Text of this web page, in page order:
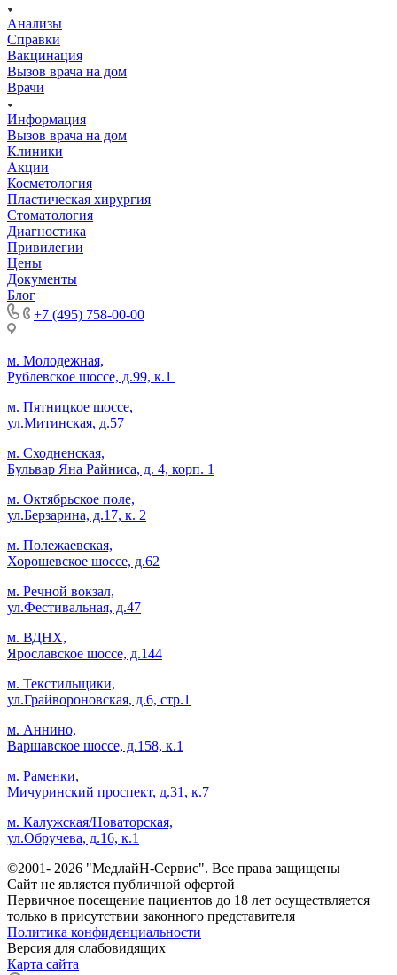
Анализы
Справки
Вакцинация
Вызов врача на дом
Врачи
Информация
Вызов врача на дом
Клиники
Акции
Косметология
Пластическая хирургия
Стоматология
Диагностика
Привилегии
Цены
Документы
Блог
+7 (495) 758-00-00
м. Молодежная,
Рублевское шоссе, д.99, к.1
м. Пятницкое шоссе,
ул.Митинская, д.57
м. Сходненская,
Бульвар Яна Райниса, д. 4, корп. 1
м. Октябрьское поле,
ул.Берзарина, д.17, к. 2
м. Полежаевская,
Хорошевское шоссе, д.62
м. Речной вокзал,
ул.Фестивальная, д.47
м. ВДНХ,
Ярославское шоссе, д.144
м. Текстильщики,
ул.Грайвороновская, д.6, стр.1
м. Аннино,
Варшавское шоссе, д.158, к.1
м. Раменки,
Мичуринский проспект, д.31, к.7
м. Калужская/Новаторская,
ул.Обручева, д.16, к.1
©2001- 2026 "МедлайН-Сервис". Все права защищены
Сайт не является публичной офертой
Первичное посещение пациентов до 18 лет осуществляется
только в присутствии законного представителя
Политика конфиденциальности
Версия для слабовидящих
Карта сайта